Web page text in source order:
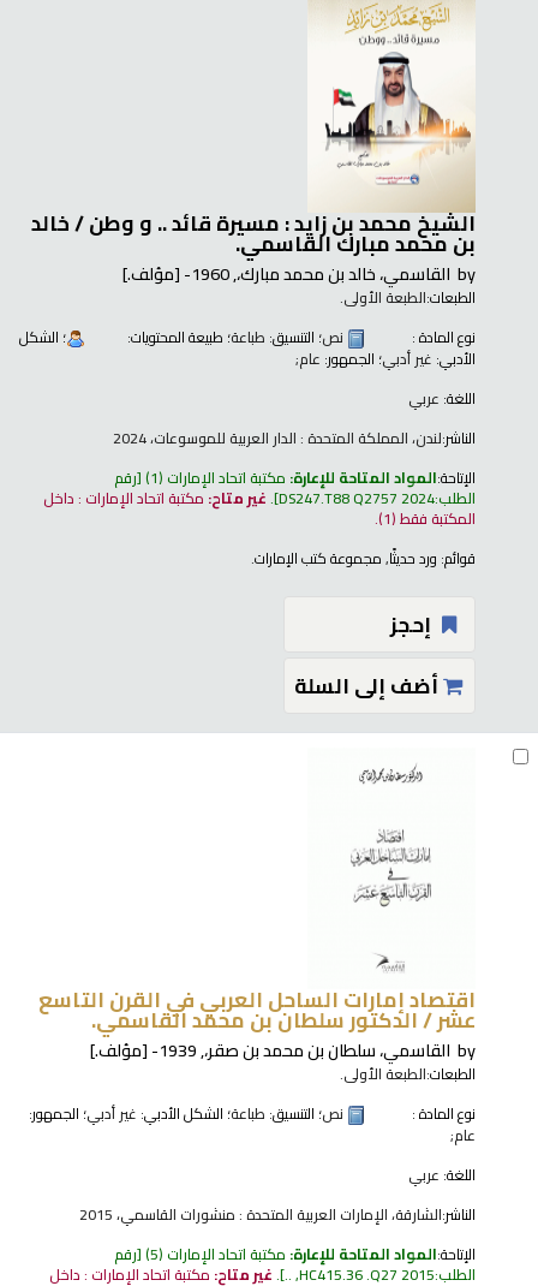
الشيخ محمد بن زايد : مسيرة قائد .. و وطن /خالد
بن محمد مبارك القاسمي.
by القاسمي، خالد بن محمد مبارك،, 1960- [مؤلف.]
الطبعات:الطبعة الأولى.
نوع المادة :
نص؛ التنسيق: طباعة؛ طبيعة المحتويات: ؛ الشكل
الأدبي: غير أدبي؛ الجمهور: عام;
اللغة: عربي
الناشر:لندن، المملكة المتحدة : الدار العربية للموسوعات، 2024
الإتاحة:المواد المتاحة للإعارة: مكتبة اتحاد الإمارات (1) رقم
الطلب:DS247.T88 Q2757 2024
.غير متاح: مكتبة اتحاد الإمارات : داخل
المكتبة فقط(1).
قوائم: ورد حديثًا,مجموعة كتب الإمارات.
إحجز
أضف إلى السلة
اقتصاد إمارات الساحل العربي في القرن التاسع
عشر /الدكتور سلطان بن محمد القاسمي.
by القاسمي، سلطان بن محمد بن صقر،, 1939- [مؤلف.]
الطبعات:الطبعة الأولى.
نوع المادة :
نص؛ التنسيق: طباعة؛ الشكل الأدبي: غير أدبي؛ الجمهور:
عام;
اللغة: عربي
الناشر:الشارقة، الإمارات العربية المتحدة : منشورات القاسمي، 2015
الإتاحة:المواد المتاحة للإعارة: مكتبة اتحاد الإمارات (5) رقم
الطلب:HC415.36 .Q27 2015, ..
.غير متاح: مكتبة اتحاد الإمارات : داخل